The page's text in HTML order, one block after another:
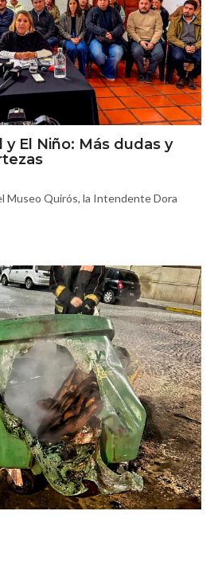
y El Niño: Más dudas y
Museo Quirós, la Intendente Dora